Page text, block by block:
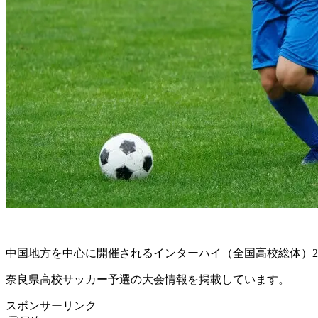
中国地方を中心に開催されるインターハイ（全国高校総体）
奈良県高校サッカー予選の大会情報を掲載しています。
スポンサーリンク